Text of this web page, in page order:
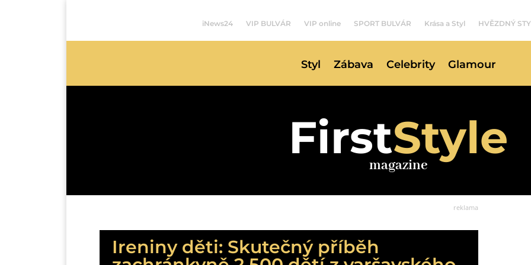
iNews24 VIP BULVÁR VIP online SPORT BULVÁR Krása a Styl HVĚZDNÝ
Styl Zábava Celebrity Glamour
FirstStyle
magazine
reklama
Ireniny děti: Skutečný příběh